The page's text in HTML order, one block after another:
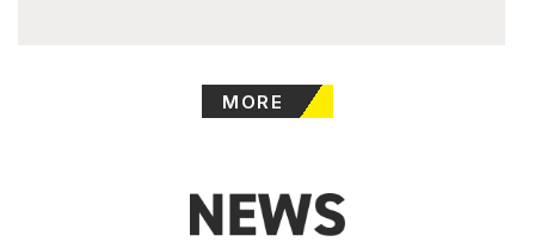
MORE